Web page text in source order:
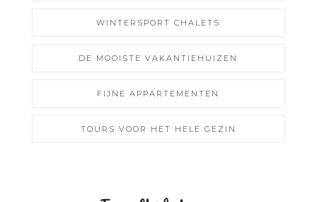
WINTERSPORT CHALETS
DE MOOISTE VAKANTIEHUIZEN
FIJNE APPARTEMENTEN
TOURS VOOR HET HELE GEZIN